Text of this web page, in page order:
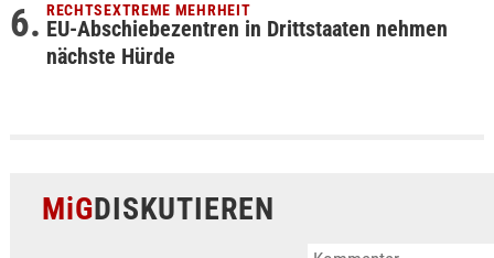
RECHTSEXTREME MEHRHEIT
EU-Abschiebezentren in Drittstaaten nehmen
nächste Hürde
MiGDISKUTIEREN